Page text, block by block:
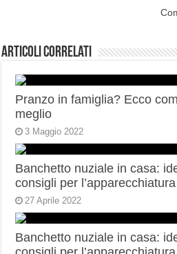
Articoli correlati
Pranzo in famiglia? Ecco
meglio
3 Maggio 2022
Banchetto nuziale in casa:
consigli per
27 Aprile 2022
Banchetto nuziale in casa: